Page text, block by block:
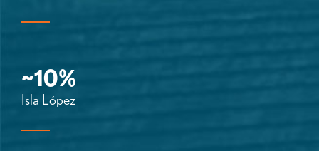
~10%
Isla López